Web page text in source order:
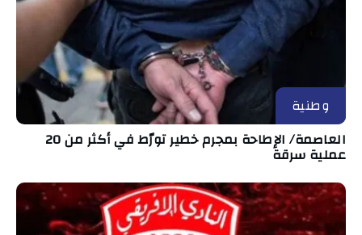
وطنية
العاصمة/ الإطاحة بمجرم خطير تورّط في أكثر من 20
عملية سرقة